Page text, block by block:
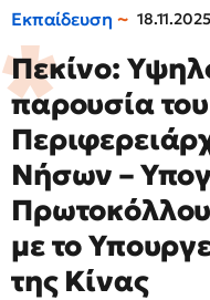
Εκπαίδευση
Πεκίνο:
παρουσία του
Νήσων –
με το
της Κίνας